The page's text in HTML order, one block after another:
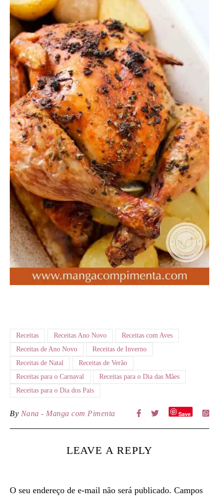
Receitas Receitas Ano Novo
Receitas com Aves
Receitas de Ano Novo
Receitas de Inverno
Receitas de Natal
Receitas de Verão
Receitas para o Carnaval
Receitas para o Dia das Mães
Receitas para o Dia dos Pais
By Nana - Manga com Pimenta Save
LEAVE A REPLY
O seu endereço de e-mail não será publicado. Campos